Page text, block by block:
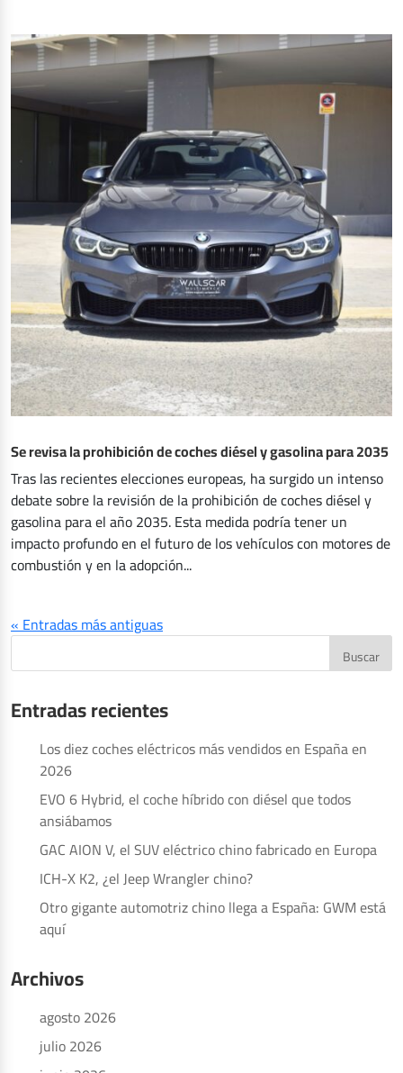
Se revisa la prohibición de coches diésel y gasolina para 2035
Tras las recientes elecciones europeas, ha surgido un intenso
debate sobre la revisión de la prohibición de coches diésel y
gasolina para el año 2035. Esta medida podría tener un
impacto profundo en el futuro de los vehículos con motores de
combustión y en la adopción...
« Entradas más antiguas
Entradas recientes
Los diez coches eléctricos más vendidos en España en
2026
EVO 6 Hybrid, el coche híbrido con diésel que todos
ansiábamos
GAC AION V, el SUV eléctrico chino fabricado en Europa
ICH-X K2, ¿el Jeep Wrangler chino?
Otro gigante automotriz chino llega a España: GWM está
aquí
Archivos
agosto 2026
julio 2026